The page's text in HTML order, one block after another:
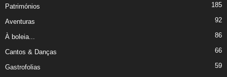
Patrimónios 185
Aventuras 92
À boleia... 86
Cantos & Danças 66
Gastrofolias
59